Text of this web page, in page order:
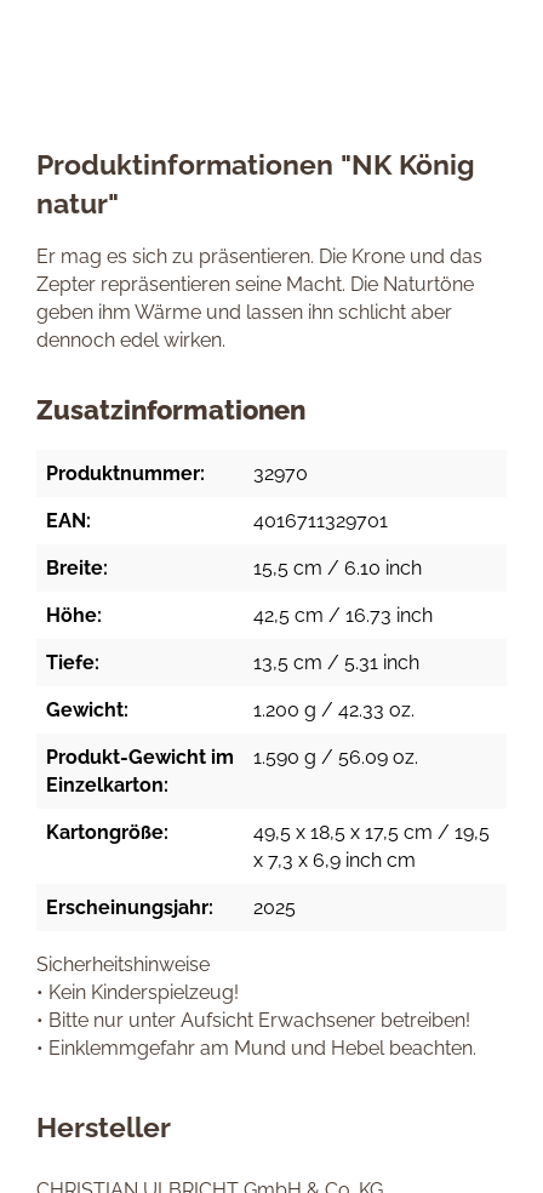
Produktinformationen "NK König
natur"
Er mag es sich zu präsentieren. Die Krone und das
Zepter repräsentieren seine Macht. Die Naturtöne
geben ihm Wärme und lassen ihn schlicht aber
dennoch edel wirken.
Zusatzinformationen
Produktnummer: 32970
EAN: 4016711329701
Breite: 15,5 cm / 6.10 inch
Höhe: 42,5 cm / 16.73 inch
Tiefe: 13,5 cm / 5.31 inch
Gewicht: 1.200 g / 42.33 oz.
Produkt-Gewicht im
Einzelkarton:
1.590 g / 56.09 oz.
Kartongröße:
49,5 x 18,5 x 17,5 cm / 19,5
x 7,3 x 6,9 inch cm
Erscheinungsjahr: 2025
Sicherheitshinweise
• Kein Kinderspielzeug!
• Bitte nur unter Aufsicht Erwachsener betreiben!
• Einklemmgefahr am Mund und Hebel beachten.
Hersteller